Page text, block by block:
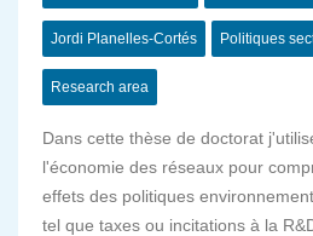
Jordi Planelles-Cortés Politiques
Research area
Dans cette thèse de doctorat
l'économie des réseaux pour
effets des politiques
tel que taxes ou incitations à la